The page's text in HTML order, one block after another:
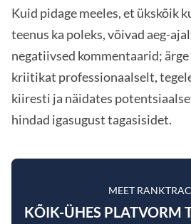
Kuid pidage meeles, et ükskõik
teenus ka poleks, võivad aeg-
negatiivsed kommentaarid;
kriitikat professionaalselt,
kiiresti ja näidates
hindad igasugust tagasisidet.
MEET
KÕIK-ÜHES PLATVORM